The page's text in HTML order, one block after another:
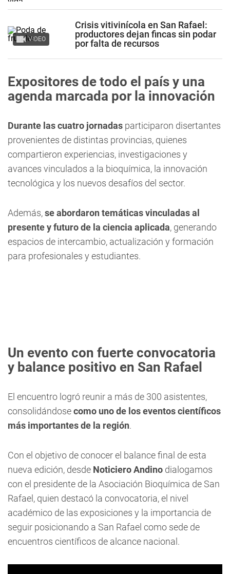
VIDEO
Crisis vitivinícola en San Rafael:
productores dejan fincas sin podar
por falta de recursos
Expositores de todo el país y una
agenda marcada por la innovación
Durante las cuatro jornadas participaron disertantes
provenientes de distintas provincias, quienes
compartieron experiencias, investigaciones y
avances vinculados a la bioquímica, la innovación
tecnológica y los nuevos desafíos del sector.
Además,se abordaron temáticas vinculadas al
presente y futuro de la ciencia aplicada, generando
espacios de intercambio, actualización y formación
para profesionales y estudiantes.
Un evento con fuerte convocatoria
y balance positivo en San Rafael
El encuentro logró reunir a más de 300 asistentes,
consolidándosecomo uno de los eventos científicos
más importantes de la región.
Con el objetivo de conocer el balance final de esta
nueva edición, desde Noticiero Andino dialogamos
con el presidente de la Asociación Bioquímica de San
Rafael, quien destacó la convocatoria, el nivel
académico de las exposiciones y la importancia de
seguir posicionando a San Rafael como sede de
encuentros científicos de alcance nacional.